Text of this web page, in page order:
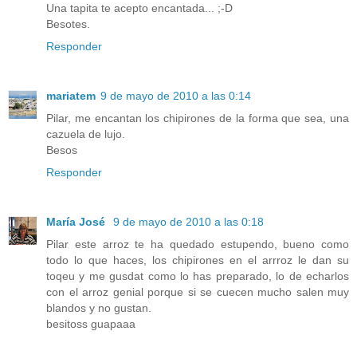
Una tapita te acepto encantada... ;-D
Besotes.
Responder
mariatem 9 de mayo de 2010 a las 0:14
Pilar, me encantan los chipirones de la forma que sea, una
cazuela de lujo.
Besos
Responder
María José
9 de mayo de 2010 a las 0:18
Pilar este arroz te ha quedado estupendo, bueno como
todo lo que haces, los chipirones en el arrroz le dan su
toqeu y me gusdat como lo has preparado, lo de echarlos
con el arroz genial porque si se cuecen mucho salen muy
blandos y no gustan.
besitoss guapaaa